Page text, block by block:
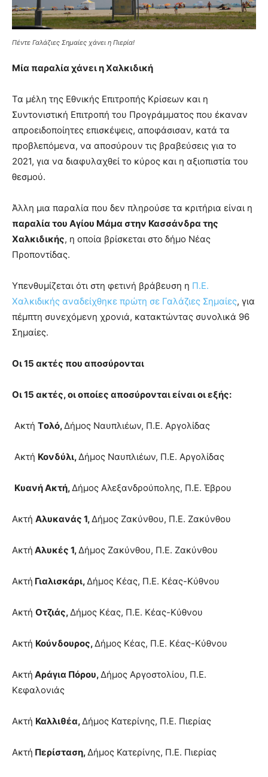
Πέντε Γαλάζιες Σημαίες χάνει η Πιερία!
Μία παραλία χάνει η Χαλκιδική
Τα μέλη της Εθνικής Επιτροπής Κρίσεων και η
Συντονιστική Επιτροπή του Προγράμματος που έκαναν
απροειδοποίητες επισκέψεις, αποφάσισαν, κατά τα
προβλεπόμενα, να αποσύρουν τις βραβεύσεις για το
2021, για να διαφυλαχθεί το κύρος και η αξιοπιστία του
θεσμού.
Άλλη μια παραλία που δεν πληρούσε τα κριτήρια είναι η
παραλία του Αγίου Μάμα στην Κασσάνδρα της
Χαλκιδικής, η οποία βρίσκεται στο δήμο Νέας
Προποντίδας.
Υπενθυμίζεται ότι στη φετινή βράβευση η Π.Ε.
Χαλκιδικής αναδείχθηκε πρώτη σε Γαλάζιες Σημαίες, για
πέμπτη συνεχόμενη χρονιά, κατακτώντας συνολικά 96
Σημαίες.
Οι 15 ακτές που αποσύρονται
Οι 15 ακτές, οι οποίες αποσύρονται είναι οι εξής:
Ακτή Tολό,Δήμος Ναυπλιέων, Π.Ε. Αργολίδας
Ακτή Κονδύλι,Δήμος Ναυπλιέων, Π.Ε. Αργολίδας
Κυανή Ακτή,Δήμος Αλεξανδρούπολης, Π.Ε. Έβρου
Ακτή Αλυκανάς 1,Δήμος Ζακύνθου, Π.Ε. Ζακύνθου
Ακτή Αλυκές 1,Δήμος Ζακύνθου, Π.Ε. Ζακύνθου
Ακτή Γιαλισκάρι,Δήμος Κέας, Π.Ε. Κέας-Κύθνου
Ακτή Οτζιάς,Δήμος Κέας, Π.Ε. Κέας-Κύθνου
Ακτή Κούνδουρος,Δήμος Κέας, Π.Ε. Κέας-Κύθνου
Ακτή Αράγια Πόρου,Δήμος Αργοστολίου, Π.Ε.
Κεφαλονιάς
Ακτή Καλλιθέα,Δήμος Κατερίνης, Π.Ε. Πιερίας
Ακτή Περίσταση,Δήμος Κατερίνης, Π.Ε. Πιερίας